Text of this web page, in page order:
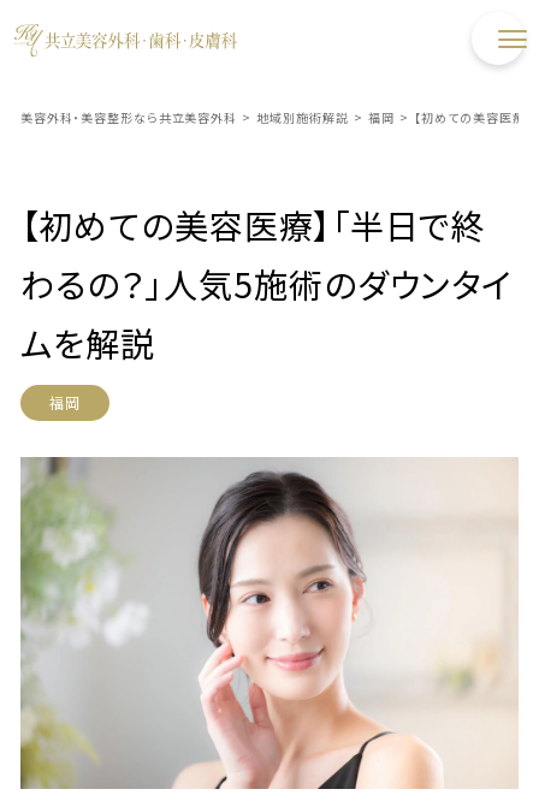
美容外科・美容整形なら共立美容外科 > 地域別施術解説 > 福岡 > 【初めての美容医療
【初めての美容医療】「半日で終
わるの？」人気5施術のダウンタイ
ムを解説
福岡